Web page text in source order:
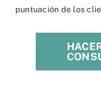
puntuación de los